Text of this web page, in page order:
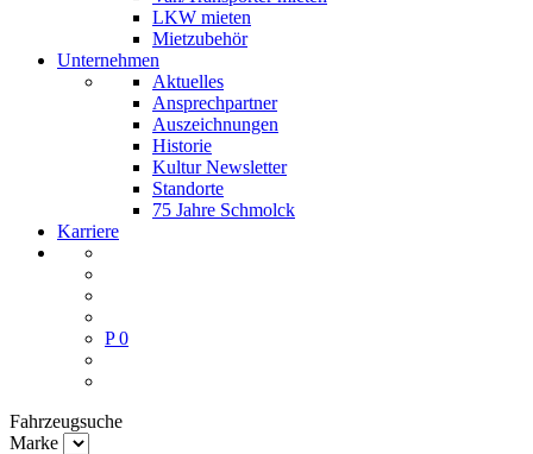
LKW mieten
Mietzubehör
Unternehmen
Aktuelles
Ansprechpartner
Auszeichnungen
Historie
Kultur Newsletter
Standorte
75 Jahre Schmolck
Karriere
P 0
Fahrzeugsuche
Marke